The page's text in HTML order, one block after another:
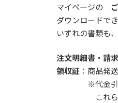
マイページの
ダウンロードで
いずれの書類も
注文明細書・請
領収証 ：商品発
※代金引換・
これらの支払